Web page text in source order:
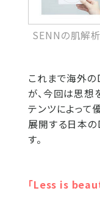
SENNの肌解
これまで海外の
が、今回は思想
テンツによって
展開する日本の
す。
「Less is